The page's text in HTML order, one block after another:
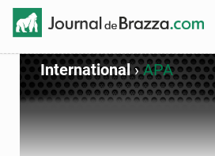
International›APA